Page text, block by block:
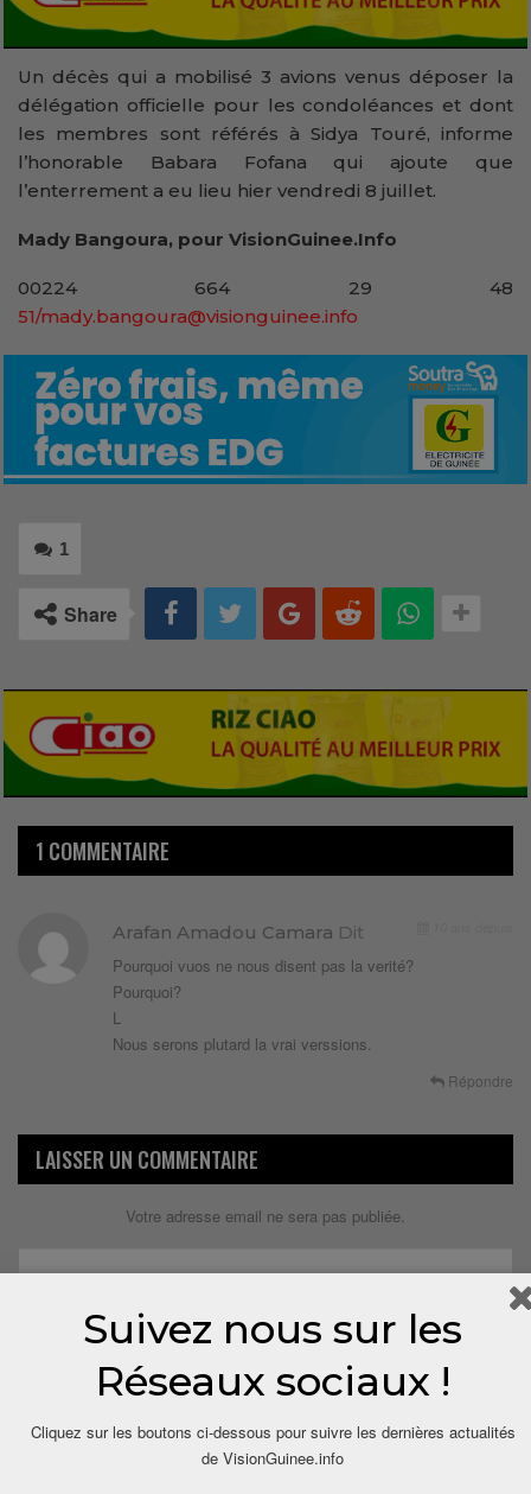
Un décès qui a mobilisé 3 avions venus déposer la
délégation officielle pour les condoléances et dont
les membres sont référés à Sidya Touré, informe
l’honorable Babara Fofana qui ajoute que
l’enterrement a eu lieu hier vendredi 8 juillet.
Mady Bangoura, pour VisionGuinee.Info
00224 664 29 48
51/mady.bangoura@visionguinee.info
1
Share
1 COMMENTAIRE
Arafan Amadou Camara Dit
Pourquoi vuos ne nous disent pas la verité?
Pourquoi?
L
Nous serons plutard la vrai verssions.
Répondre
LAISSER UN COMMENTAIRE
Votre adresse email ne sera pas publiée.
Suivez nous sur les
Réseaux sociaux !
Cliquez sur les boutons ci-dessous pour suivre les dernières actualités
de VisionGuinee.info